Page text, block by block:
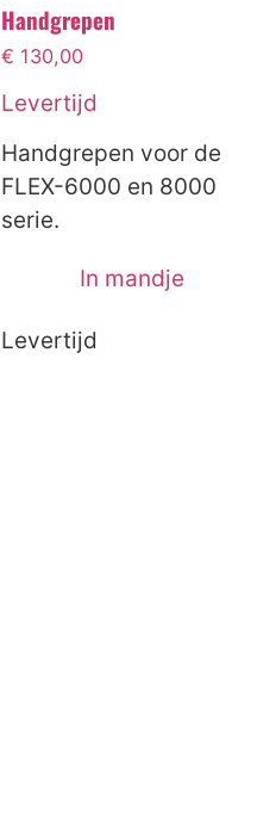
Handgrepen
€ 130,00
Levertijd
Handgrepen voor de
FLEX-6000 en 8000
serie.
In mandje
Levertijd